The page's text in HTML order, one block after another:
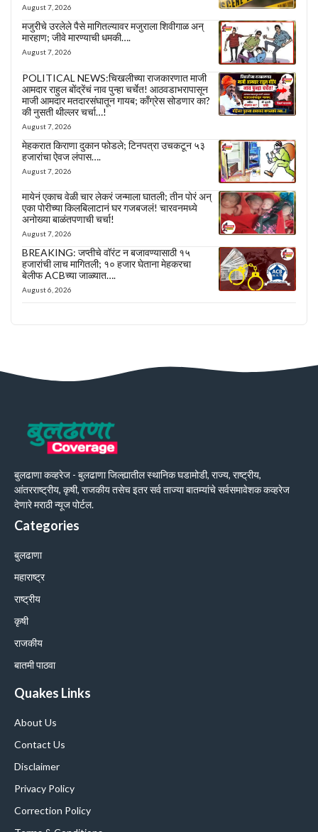
August 7, 2026
मजुरीचे उरलेले पैसे मागितल्यावर मजुराला शिवीगाळ अन्
मारहाण; जीवे मारण्याची धमकी….
August 7, 2026
POLITICAL NEWS:चिखलीच्या राजकारणात माजी
आमदार राहुल बोंद्रेंचं नाव पुन्हा चर्चेत! आठवडाभरापासून
माजी आमदार मतदारसंघातून गायब; काँग्रेस सोडणार का?
की नुसती थील्लर चर्चा…!
August 7, 2026
मेहकरात किराणा दुकान फोडले; टिनपत्रा उचकटून ५३
हजारांचा ऐवज लंपास….
August 7, 2026
मायेनं एकाच वेळी चार लेकरं जन्माला घातली; तीन पोरं अन्
एका पोरीच्या किलबिलाटानं घर गजबजलं! चारवनमध्ये
अनोख्या बाळंतपणाची चर्चा!
August 7, 2026
BREAKING: जप्तीचे वॉरंट न बजावण्यासाठी १५
हजारांची लाच मागितली; १० हजार घेताना मेहकरचा
बेलीफ ACBच्या जाळ्यात….
August 6, 2026
बुलढाणा कव्हरेज - बुलढाणा जिल्ह्यातील स्थानिक घडामोडी, राज्य, राष्ट्रीय,
आंतरराष्ट्रीय, कृषी, राजकीय तसेच इतर सर्व ताज्या बातम्यांचे सर्वसमावेशक कव्हरेज
देणारे मराठी न्यूज पोर्टल.
Categories
बुलढाणा
महाराष्ट्र
राष्ट्रीय
कृषी
राजकीय
बातमी पाठवा
Quakes Links
About Us
Contact Us
Disclaimer
Privacy Policy
Correction Policy